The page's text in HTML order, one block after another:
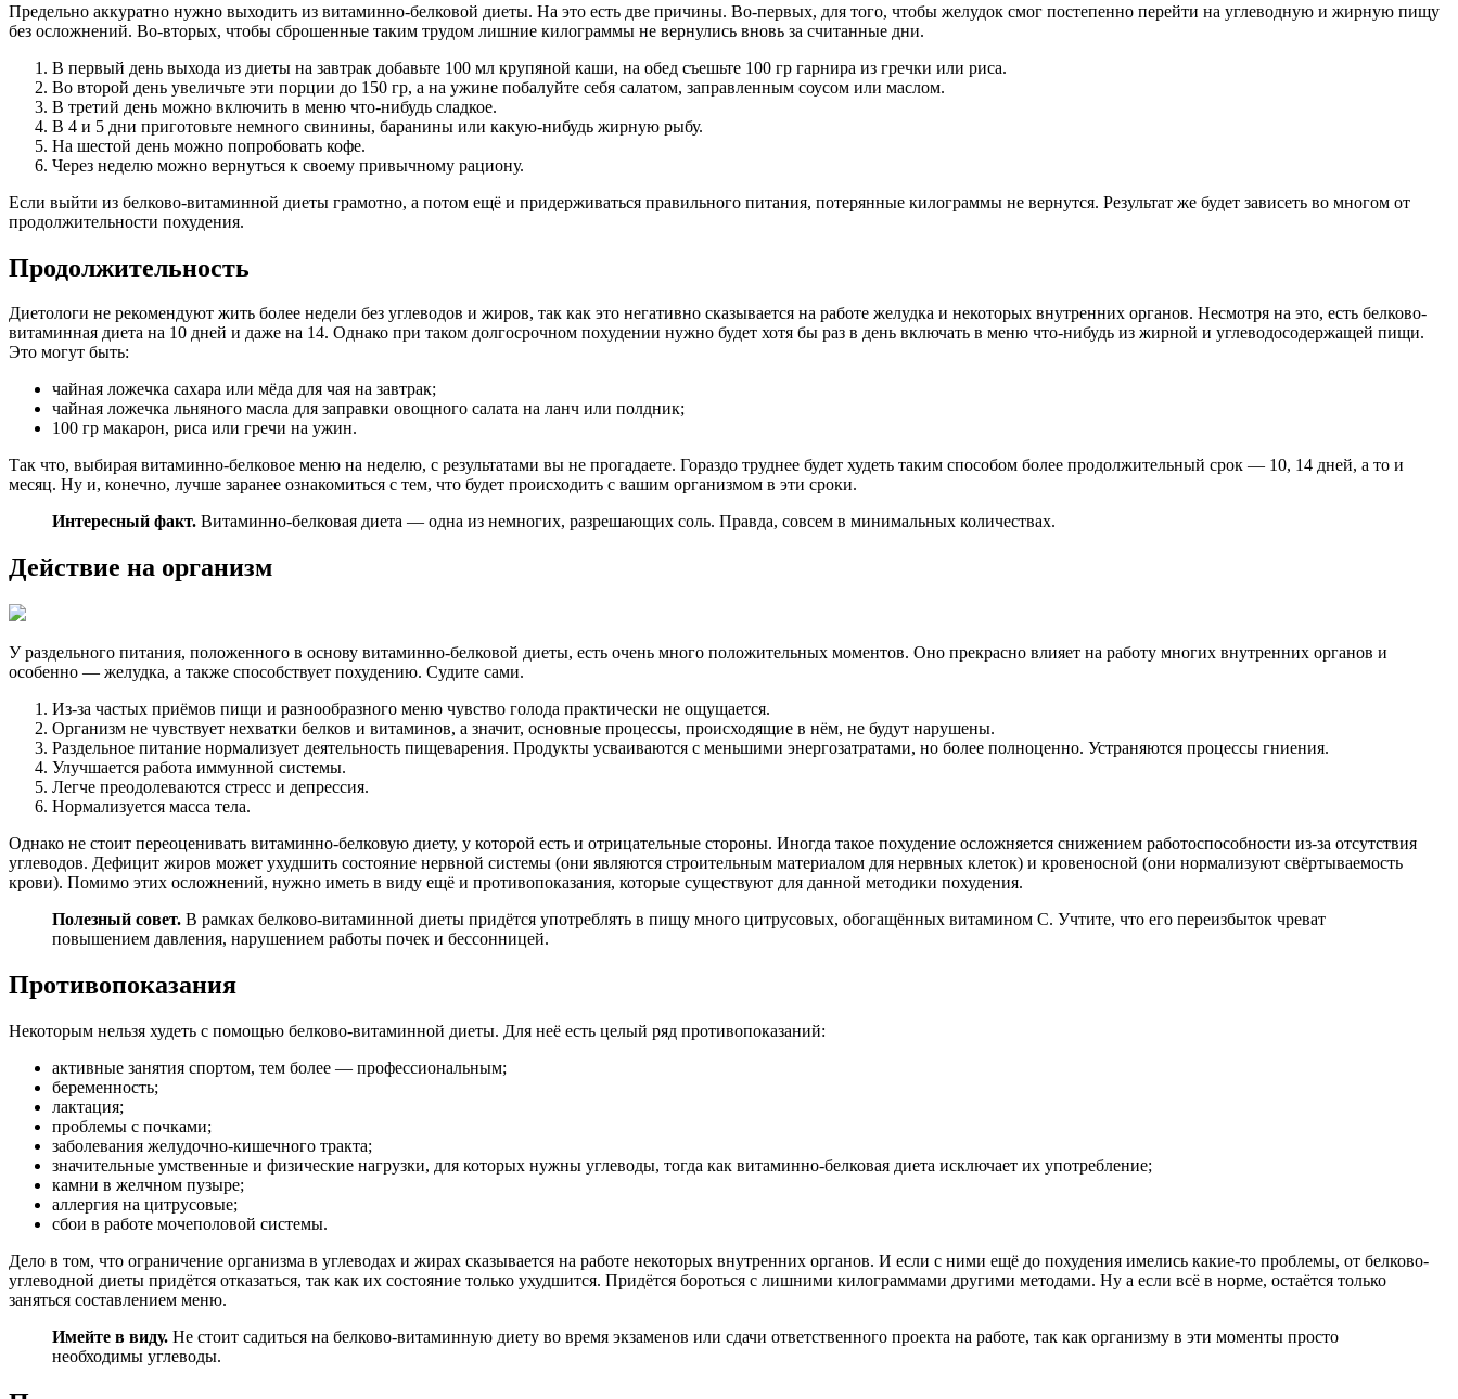
Предельно аккуратно нужно выходить из витаминно-белковой диеты. На это есть две причины. Во-первых, для того, чтобы желудок смог постепенно перейти на углеводную и жирную пищу
без осложнений. Во-вторых, чтобы сброшенные таким трудом лишние килограммы не вернулись вновь за считанные дни.
В первый день выхода из диеты на завтрак добавьте 100 мл крупяной каши, на обед съешьте 100 гр гарнира из гречки или риса.
Во второй день увеличьте эти порции до 150 гр, а на ужине побалуйте себя салатом, заправленным соусом или маслом.
В третий день можно включить в меню что-нибудь сладкое.
В 4 и 5 дни приготовьте немного свинины, баранины или какую-нибудь жирную рыбу.
На шестой день можно попробовать кофе.
Через неделю можно вернуться к своему привычному рациону.
Если выйти из белково-витаминной диеты грамотно, а потом ещё и придерживаться правильного питания, потерянные килограммы не вернутся. Результат же будет зависеть во многом от
продолжительности похудения.
Продолжительность
Диетологи не рекомендуют жить более недели без углеводов и жиров, так как это негативно сказывается на работе желудка и некоторых внутренних органов. Несмотря на это, есть белково-
витаминная диета на 10 дней и даже на 14. Однако при таком долгосрочном похудении нужно будет хотя бы раз в день включать в меню что-нибудь из жирной и углеводосодержащей пищи.
Это могут быть:
чайная ложечка сахара или мёда для чая на завтрак;
чайная ложечка льняного масла для заправки овощного салата на ланч или полдник;
100 гр макарон, риса или гречи на ужин.
Так что, выбирая витаминно-белковое меню на неделю, с результатами вы не прогадаете. Гораздо труднее будет худеть таким способом более продолжительный срок — 10, 14 дней, а то и
месяц. Ну и, конечно, лучше заранее ознакомиться с тем, что будет происходить с вашим организмом в эти сроки.
Интересный факт. Витаминно-белковая диета — одна из немногих, разрешающих соль. Правда, совсем в минимальных количествах.
Действие на организм
У раздельного питания, положенного в основу витаминно-белковой диеты, есть очень много положительных моментов. Оно прекрасно влияет на работу многих внутренних органов и
особенно — желудка, а также способствует похудению. Судите сами.
Из-за частых приёмов пищи и разнообразного меню чувство голода практически не ощущается.
Организм не чувствует нехватки белков и витаминов, а значит, основные процессы, происходящие в нём, не будут нарушены.
Раздельное питание нормализует деятельность пищеварения. Продукты усваиваются с меньшими энергозатратами, но более полноценно. Устраняются процессы гниения.
Улучшается работа иммунной системы.
Легче преодолеваются стресс и депрессия.
Нормализуется масса тела.
Однако не стоит переоценивать витаминно-белковую диету, у которой есть и отрицательные стороны. Иногда такое похудение осложняется снижением работоспособности из-за отсутствия
углеводов. Дефицит жиров может ухудшить состояние нервной системы (они являются строительным материалом для нервных клеток) и кровеносной (они нормализуют свёртываемость
крови). Помимо этих осложнений, нужно иметь в виду ещё и противопоказания, которые существуют для данной методики похудения.
Полезный совет. В рамках белково-витаминной диеты придётся употреблять в пищу много цитрусовых, обогащённых витамином С. Учтите, что его переизбыток чреват
повышением давления, нарушением работы почек и бессонницей.
Противопоказания
Некоторым нельзя худеть с помощью белково-витаминной диеты. Для неё есть целый ряд противопоказаний:
активные занятия спортом, тем более — профессиональным;
беременность;
лактация;
проблемы с почками;
заболевания желудочно-кишечного тракта;
значительные умственные и физические нагрузки, для которых нужны углеводы, тогда как витаминно-белковая диета исключает их употребление;
камни в желчном пузыре;
аллергия на цитрусовые;
сбои в работе мочеполовой системы.
Дело в том, что ограничение организма в углеводах и жирах сказывается на работе некоторых внутренних органов. И если с ними ещё до похудения имелись какие-то проблемы, от белково-
углеводной диеты придётся отказаться, так как их состояние только ухудшится. Придётся бороться с лишними килограммами другими методами. Ну а если всё в норме, остаётся только
заняться составлением меню.
Имейте в виду. Не стоит садиться на белково-витаминную диету во время экзаменов или сдачи ответственного проекта на работе, так как организму в эти моменты просто
необходимы углеводы.